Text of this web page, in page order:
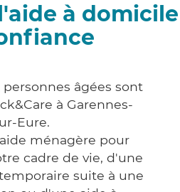
à domicile
personnes âgées sont
à Garennes-
Eure.
ménagère pour
cadre de vie, d'une
suite à une